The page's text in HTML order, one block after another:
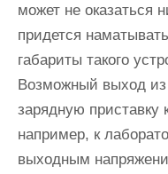
может не оказаться
придется
габариты такого
Возможный выход из
зарядную
например, к
выходным